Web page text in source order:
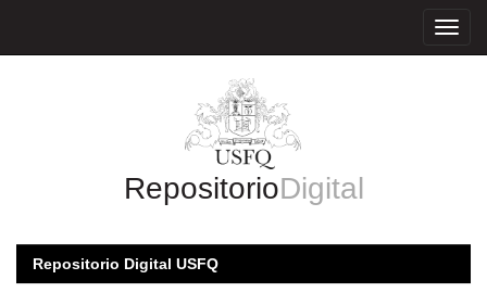
RepositorioDigital
Repositorio Digital USFQ